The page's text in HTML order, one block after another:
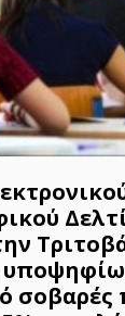
σοβαρές